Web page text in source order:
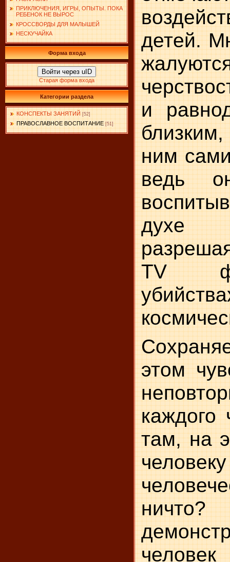
ПРИКЛЮЧЕНИЯ, ИГРЫ, ОПЫТЫ. ПОКА
РЕБЕНОК НЕ ВЫРОС
КРОССВОРДЫ ДЛЯ МАЛЫШЕЙ
НЕСКУЧАЙКА
Форма входа
Войти через uID
Старая форма входа
Категории раздела
КОНСПЕКТЫ ЗАНЯТИЙ [52]
ПРАВОСЛАВНОЕ ВОСПИТАНИЕ [51]
детей.
и
ним
ведь
духе
TV
этом
каждого
там, на